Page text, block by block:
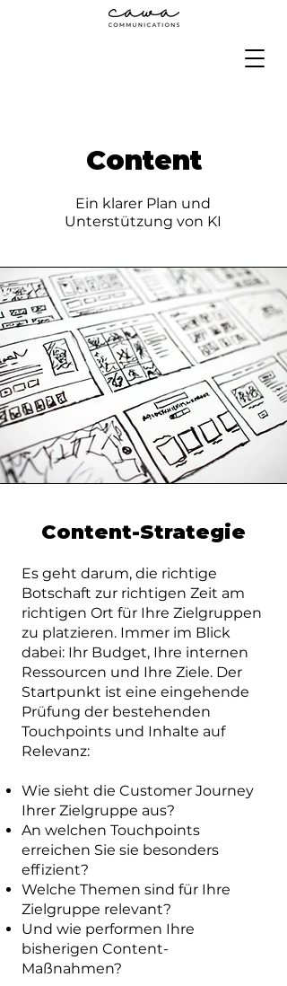
Content
Ein klarer Plan und
Unterstützung von KI
Content-Strategie
Es geht darum, die richtige
Botschaft zur richtigen Zeit am
richtigen Ort für Ihre Zielgruppen
zu platzieren. Immer im Blick
dabei: Ihr Budget, Ihre internen
Ressourcen und Ihre Ziele.​ Der
Startpunkt ist eine eingehende
Prüfung der bestehenden
Touchpoints und Inhalte auf
Relevanz:
Wie sieht die Customer Journey
Ihrer Zielgruppe aus?
An welchen Touchpoints
erreichen Sie sie besonders
effizient?
Welche Themen sind für Ihre
Zielgruppe relevant?
Und wie performen Ihre
bisherigen Content-
Maßnahmen?